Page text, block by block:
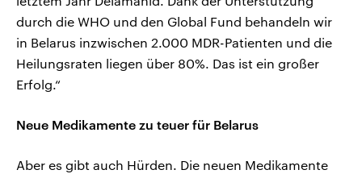
durch die WHO und den Global Fund behandeln wir
in Belarus inzwischen 2.000 MDR-Patienten und die
Heilungsraten liegen über 80%. Das ist ein großer
Erfolg.“
Neue Medikamente zu teuer für Belarus
Aber es gibt auch Hürden. Die neuen Medikamente